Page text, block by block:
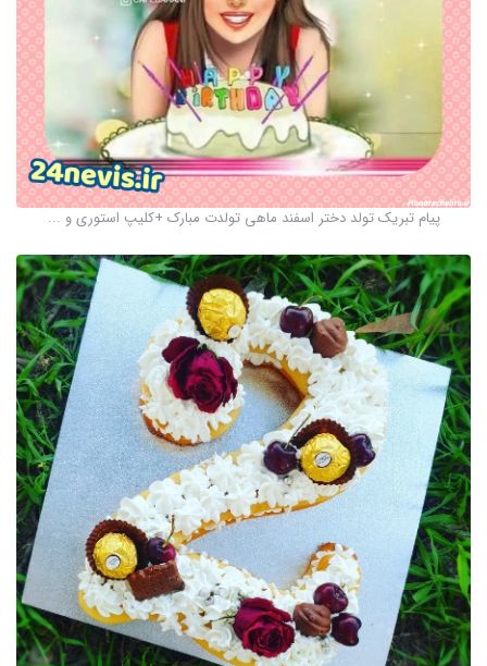
پیام تبریک تولد دختر اسفند ماهی تولدت مبارک +کلیپ استوری و ...